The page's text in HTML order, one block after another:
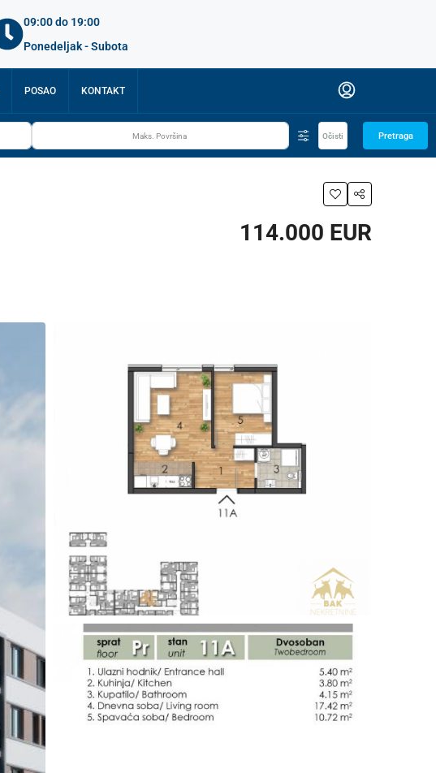
09:00 do 19:00
Ponedeljak - Subota
POSAO KONTAKT
Očisti Pretraga
114.000 EUR